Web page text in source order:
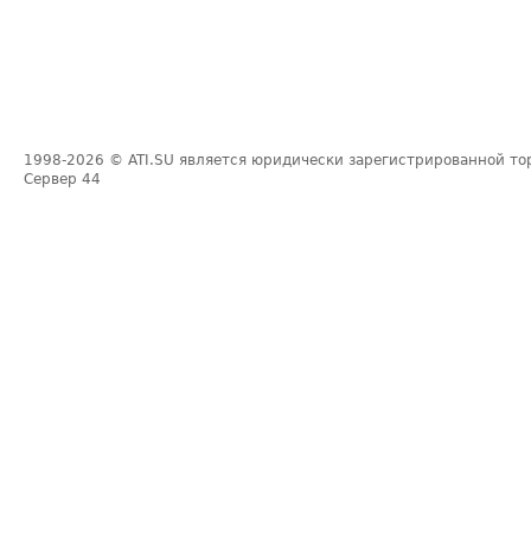
1998-2026 © ATI.SU является юридически зарегистрированной
Сервер 44